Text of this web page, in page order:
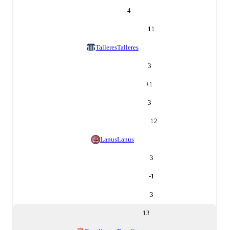
4
11
TalleresTalleres
3
+1
3
12
LanusLanus
3
-1
3
13